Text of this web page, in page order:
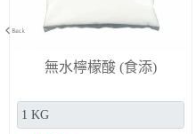
無水檸檬酸 (食添)